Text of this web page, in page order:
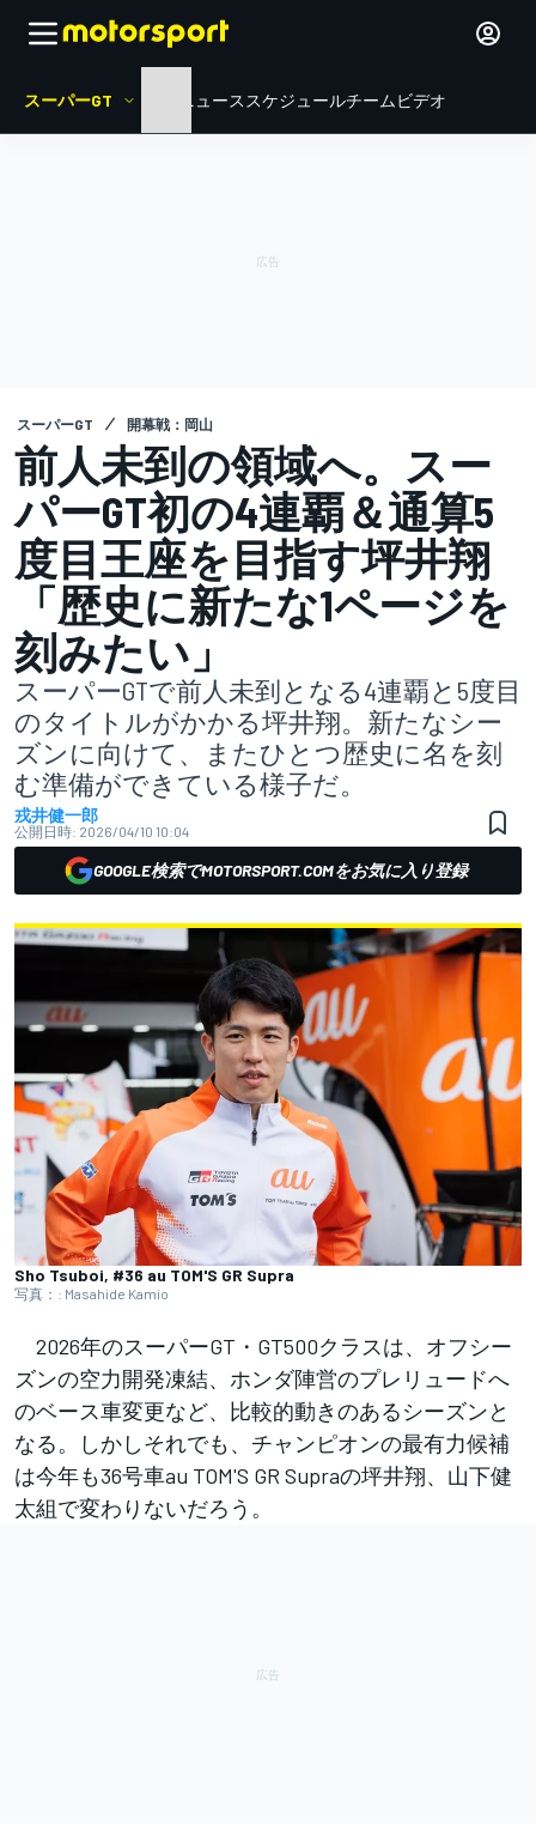
スーパーGT ニュース スケジュールチームビデオ
スーパーGT 開幕戦：岡山
前人未到の領域へ。スー
パーGT初の4連覇＆通算5
度目王座を目指す坪井翔
「歴史に新たな1ページを
刻みたい」
スーパーGTで前人未到となる4連覇と5度目
のタイトルがかかる坪井翔。新たなシー
ズンに向けて、またひとつ歴史に名を刻
む準備ができている様子だ。
戎井健一郎
公開日時: 2026/04/10 10:04
GOOGLE検索でMOTORSPORT.COMをお気に入り登録
Sho Tsuboi, #36 au TOM'S GR Supra
写真：: Masahide Kamio
2026年のスーパーGT・GT500クラスは、オフシー
ズンの空力開発凍結、ホンダ陣営のプレリュードへ
のベース車変更など、比較的動きのあるシーズンと
なる。しかしそれでも、チャンピオンの最有力候補
は今年も36号車au TOM'S GR Supraの坪井翔、山下健
太組で変わりないだろう。